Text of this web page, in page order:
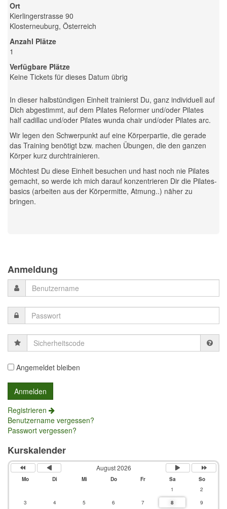
Ort
Kierlingerstrasse 90
Klosterneuburg, Österreich
Anzahl Plätze
1
Verfügbare Plätze
Keine Tickets für dieses Datum übrig
In dieser halbstündigen Einheit trainierst Du, ganz individuell auf
Dich abgestimmt, auf dem Pilates Reformer und/oder Pilates
half cadillac und/oder Pilates wunda chair und/oder Pilates arc.
Wir legen den Schwerpunkt auf eine Körperpartie, die gerade
das Training benötigt bzw. machen Übungen, die den ganzen
Körper kurz durchtrainieren.
Möchtest Du diese Einheit besuchen und hast noch nie Pilates
gemacht, so werde ich mich darauf konzentrieren Dir die Pilates-
basics (arbeiten aus der Körpermitte, Atmung..) näher zu
bringen.
Anmeldung
Sicherheitscode
Angemeldet bleiben
Registrieren
Benutzername vergessen?
Passwort vergessen?
Kurskalender
August 2026
Mo Di Mi Do Fr Sa
So
1
2
3
4 5 6 7 8
9